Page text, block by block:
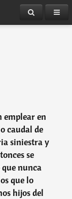
emplear en
caudal de
siniestra y
se
nunca
que lo
hijos del